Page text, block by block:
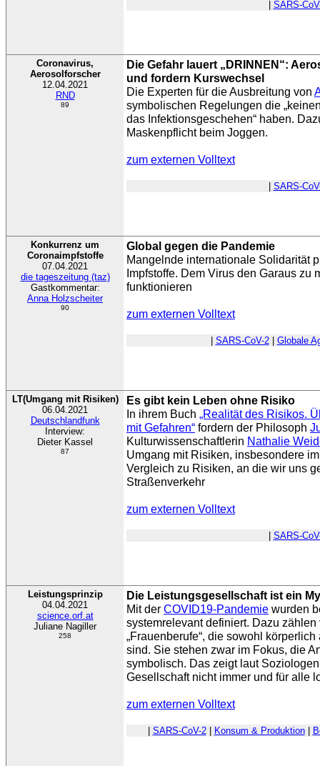
SARS-
Coronavirus,
Aerosolforscher
12.04.2021
RND
89
Die Gefahr lauert „DRINNEN“:
und fordern Kurswechsel
Die Experten für die Ausbreitung von
symbolischen Regelungen die
das Infektionsgeschehen“ haben.
Maskenpflicht beim Joggen.
zum externen Volltext
SARS-
Konkurrenz um
Coronaimpfstoffe
07.04.2021
die tageszeitung (taz)
Gastkommentar:
Anna Holzscheiter
90
Global gegen die Pandemie
Mangelnde internationale Solidarität
Impfstoffe. Dem Virus den Garaus zu
funktionieren
zum externen Volltext
SARS-CoV-2| Globale
LT(Umgang mit Risiken)
06.04.2021
Deutschlandfunk
Interview:
Dieter Kassel
87
Es gibt kein Leben ohne Risiko
In ihrem Buch „Realität des Risikos.
mit Gefahren“ fordern der Philosoph
Kulturwissenschaftlerin Nathalie
Umgang mit Risiken, insbesondere
Vergleich zu Risiken, an die wir uns
Straßenverkehr
zum externen Volltext
SARS-
Leistungsprinzip
04.04.2021
science.orf.at
Juliane Nagiller
258
Die Leistungsgesellschaft ist ein
Mit der COVID19-Pandemie wurden
systemrelevant definiert. Dazu
„Frauenberufe“, die sowohl
sind. Sie stehen zwar im Fokus, die
symbolisch. Das zeigt laut
Gesellschaft nicht immer und für alle
zum externen Volltext
SARS-CoV-2| Konsum & Produktion|